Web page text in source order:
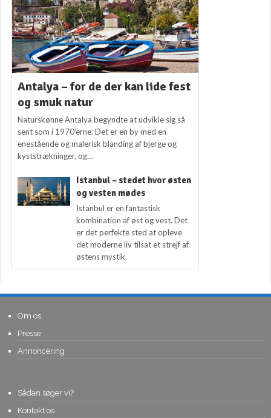
Antalya – for de der kan lide fest
og smuk natur
Naturskønne Antalya begyndte at udvikle sig så
sent som i 1970’erne. Det er en by med en
enestående og malerisk blanding af bjerge og
kyststrækninger, og...
Istanbul – stedet hvor østen
og vesten mødes
Istanbul er en fantastisk
kombination af øst og vest. Det
er det perfekte sted at opleve
det moderne liv tilsat et strejf af
østens mystik.
Om os
Presse
Annoncering
Sådan søger vi?
Kontakt os